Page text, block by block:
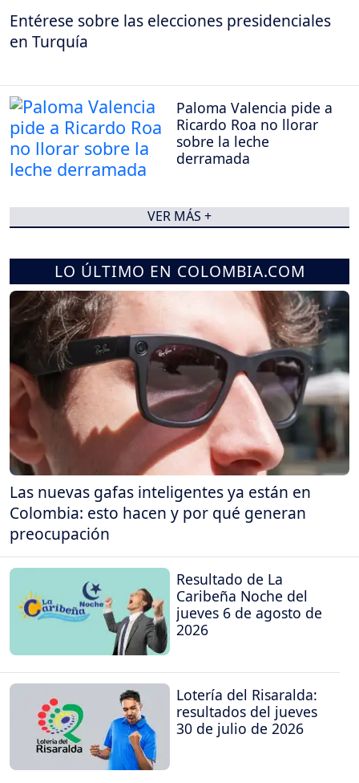
Entérese sobre las elecciones presidenciales
en Turquía
Paloma Valencia pide a
Ricardo Roa no llorar
sobre la leche
derramada
VER MÁS +
LO ÚLTIMO EN COLOMBIA.COM
Las nuevas gafas inteligentes ya están en
Colombia: esto hacen y por qué generan
preocupación
Resultado de La
Caribeña Noche del
jueves 6 de agosto de
2026
Lotería del Risaralda:
resultados del jueves
30 de julio de 2026